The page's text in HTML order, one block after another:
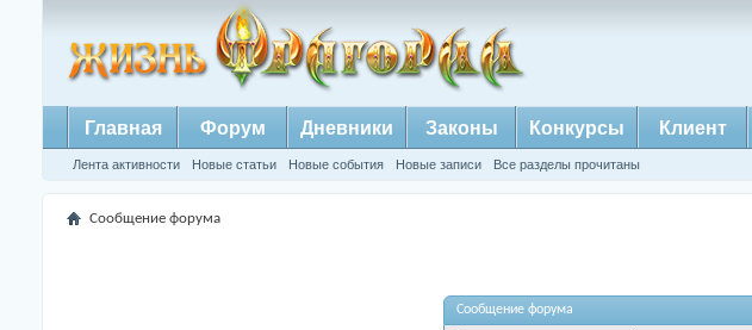
Главная Форум Дневники Законы Конкурсы Клиент
Лента активности Новые статьи Новые события Новые записи Все разделы прочитаны
Сообщение форума
Сообщение форума